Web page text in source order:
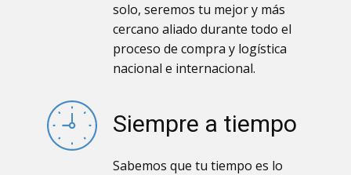
solo, seremos tu mejor y más
cercano aliado durante todo el
proceso de compra y logística
nacional e internacional.
Siempre a tiempo
Sabemos que tu tiempo es lo